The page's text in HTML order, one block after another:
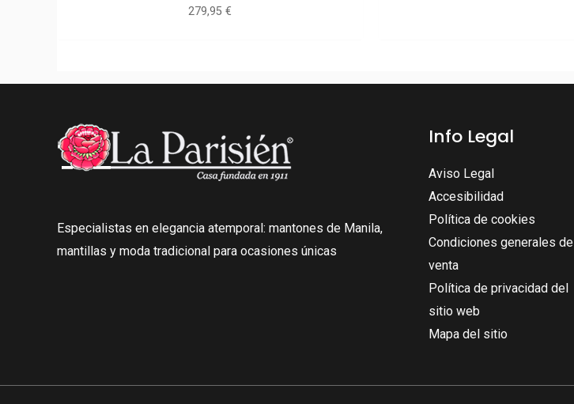
279,95 €
Especialistas en elegancia atemporal: mantones de Manila,
mantillas y moda tradicional para ocasiones únicas
Info Legal
Aviso Legal
Accesibilidad
Política de cookies
Condiciones generales de
venta
Política de privacidad del
sitio web
Mapa del sitio